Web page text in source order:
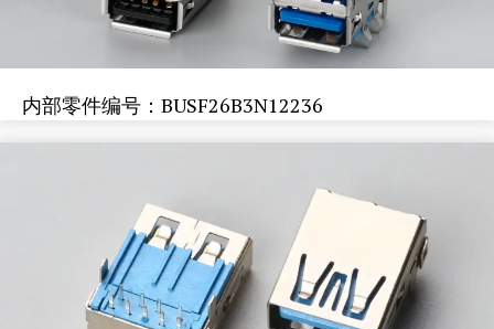
内部零件编号：BUSF26B3N12236